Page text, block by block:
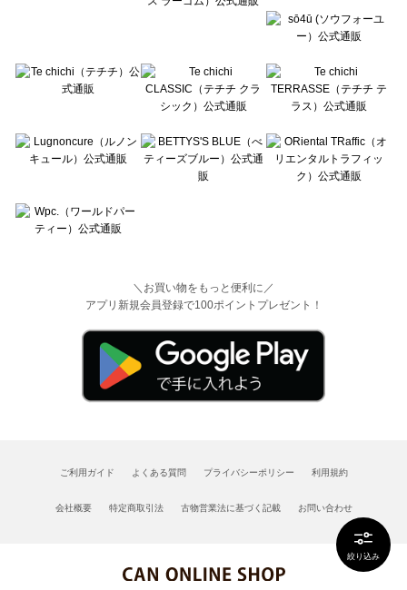
絞り込み
＼お買い物をもっと便利に／
アプリ新規会員登録で100ポイントプレゼント！
ご利用ガイド よくある質問 プライバシーポリシー 利用規約
会社概要 特定商取引法 古物営業法に基づく記載 お問い合わせ